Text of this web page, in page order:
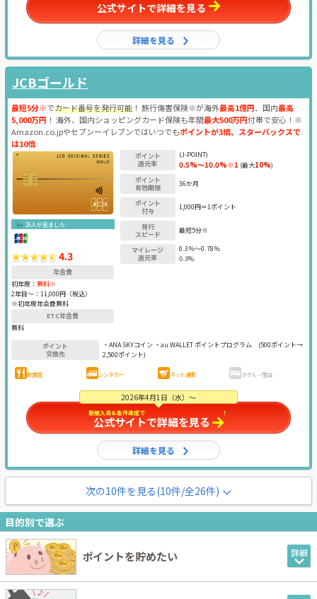
公式サイトで詳細を見る
詳細を見る
JCBゴールド
最短5分※でカード番号を発行可能 ！ 旅行傷害保険※が海外最高1億円、国内最高
5,000万円 ！ 海外、国内ショッピングカード保険も年間最大500万円付帯で安心！※
Amazon.co.jpやセブンーイレブンではいつでもポイントが3倍、スターバックスで
は10倍
26人が見ました
4.3
年会費
初年度： 無料※
2年目〜： 11,000円（税込）
※初年度年会費無料
ETC年会費
無料
ポイント
還元率
(J-POINT)
0.5%～10.0%※1(最大10%)
ポイント
有効期限
36か月
ポイント
付与
1,000円＝1ポイント
発行
スピード
最短5分※
マイレージ
還元率
0.3％～0.78％
0.3%
ポイント
交換先
・ANA SKYコイン ・au WALLET ポイントプログラム (500ポイント→
2,500ポイント)
飲食店 レンタカー ネット通販 ホテル・宿泊
新規入会＆条件達成で ！
2026年4月1日（水）～
公式サイトで詳細を見る
詳細を見る
次の10件を見る(10件/全26件)
目的別で選ぶ
ポイントを貯めたい